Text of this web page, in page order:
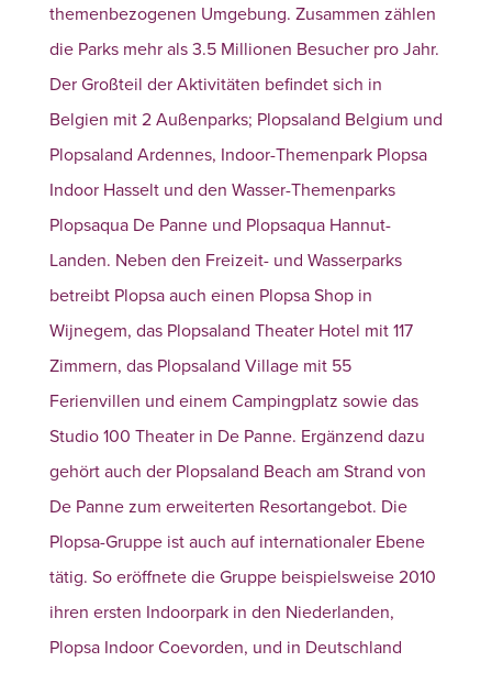
themenbezogenen Umgebung. Zusammen zählen
die Parks mehr als 3.5 Millionen Besucher pro Jahr.
Der Großteil der Aktivitäten befindet sich in
Belgien mit 2 Außenparks; Plopsaland Belgium und
Plopsaland Ardennes, Indoor-Themenpark Plopsa
Indoor Hasselt und den Wasser-Themenparks
Plopsaqua De Panne und Plopsaqua Hannut-
Landen. Neben den Freizeit- und Wasserparks
betreibt Plopsa auch einen Plopsa Shop in
Wijnegem, das Plopsaland Theater Hotel mit 117
Zimmern, das Plopsaland Village mit 55
Ferienvillen und einem Campingplatz sowie das
Studio 100 Theater in De Panne. Ergänzend dazu
gehört auch der Plopsaland Beach am Strand von
De Panne zum erweiterten Resortangebot. Die
Plopsa-Gruppe ist auch auf internationaler Ebene
tätig. So eröffnete die Gruppe beispielsweise 2010
ihren ersten Indoorpark in den Niederlanden,
Plopsa Indoor Coevorden, und in Deutschland